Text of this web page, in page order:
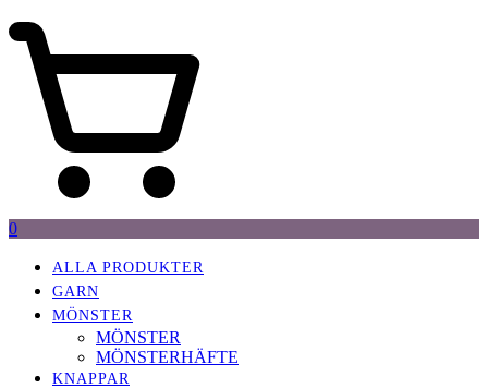
0
ALLA PRODUKTER
GARN
MÖNSTER
MÖNSTER
MÖNSTERHÄFTE
KNAPPAR